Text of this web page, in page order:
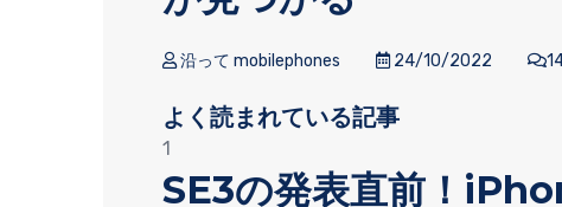
沿って mobilephones 24/10/2022
よく読まれている記事
1
SE3の発表直前！